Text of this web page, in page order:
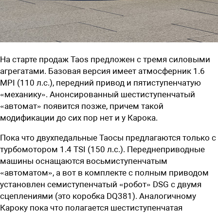
На старте продаж Taos предложен с тремя силовыми
агрегатами. Базовая версия имеет атмосферник 1.6
MPI (110 л.с.), передний привод и пятиступенчатую
«механику». Анонсированный шестиступенчатый
«автомат» появится позже, причем такой
модификации до сих пор нет и у Карока.
Пока что двухпедальные Таосы предлагаются только с
турбомотором 1.4 TSI (150 л.с.). Переднеприводные
машины оснащаются восьмиступенчатым
«автоматом», а вот в комплекте с полным приводом
установлен семиступенчатый «робот» DSG с двумя
сцеплениями (это коробка DQ381). Аналогичному
Кароку пока что полагается шестиступенчатая